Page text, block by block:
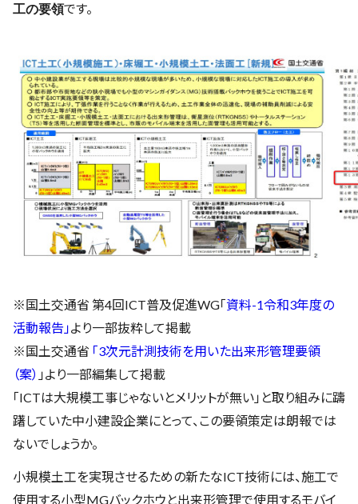
工の要領です。
※国土交通省 第4回ICT普及促進WG「資料-1令和3年度の
活動報告」より一部抜粋して掲載
※国土交通省 「3次元計測技術を用いた出来形管理要領
（案） 」より一部編集して掲載
「ICTは大規模工事じゃないとメリットが無い」と取り組みに躊
躇していた中小建設企業にとって、この要領策定は朗報では
ないでしょうか。
小規模土工を実現させるための新たなICT技術には、施工で
使用する小型MGバックホウと出来形管理で使用するモバイ